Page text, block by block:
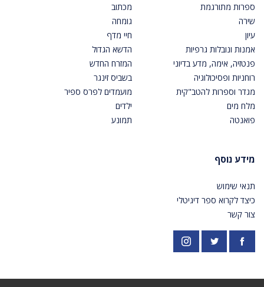
ספרות מתורגמת
שירה
עיון
אמנות ונובלות גרפיות
פנטזיה, אימה, מדע בדיוני
רוחניות ופסיכולוגיה
מגדר וספרות להטב"קית
מלח מים
פואנטה
מכתוב
גומחה
חיי מדף
הדשא הגדול
המזרח החדש
בשביס זינגר
מועמדים לפרס ספיר
ילדים
תמונע
מידע נוסף
תנאי שימוש
כיצד לקרוא ספר דיגיטלי
צור קשר
פייסבוק https://twitter.com/PardesPublish
אינסטגרם